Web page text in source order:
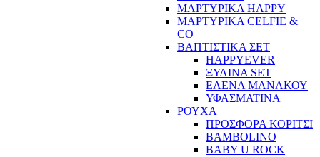
ΜΑΡΤΥΡΙΚΑ HAPPY
ΜΑΡΤΥΡΙΚΑ CELFIE &
CO
ΒΑΠΤΙΣΤΙΚΑ ΣΕΤ
HAPPYEVER
ΞΥΛΙΝΑ SET
ΕΛΕΝΑ ΜΑΝΑΚΟΥ
ΥΦΑΣΜΑΤΙΝΑ
ΡΟΥΧΑ
ΠΡΟΣΦΟΡΑ ΚΟΡΙΤΣΙ
BAMBOLINO
BABY U ROCK